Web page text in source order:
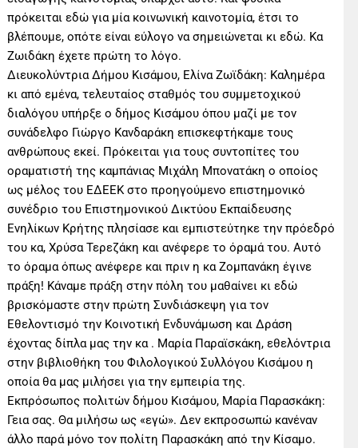
πρόκειται εδώ για μία κοινωνική καινοτομία, έτσι το
βλέπουμε, οπότε είναι εύλογο να σημειώνεται κι εδώ. Κα
Ζωιδάκη έχετε πρώτη το λόγο.
Διευκολύντρια Δήμου Κισάμου, Ελίνα Ζωϊδάκη: Καλημέρα
κι από εμένα, τελευταίος σταθμός του συμμετοχικού
διαλόγου υπήρξε ο δήμος Κισάμου όπου μαζί με τον
συνάδελφο Γιώργο Κανδαράκη επισκεφτήκαμε τους
ανθρώπους εκεί. Πρόκειται για τους συντοπίτες του
οραματιστή της καμπάνιας Μιχάλη Μπονατάκη ο οποίος
ως μέλος του ΕΔΕΕΚ στο προηγούμενο επιστημονικό
συνέδριο του Επιστημονικού Δικτύου Εκπαίδευσης
Ενηλίκων Κρήτης πλησίασε και εμπιστεύτηκε την πρόεδρό
του κα, Χρύσα Τερεζάκη και ανέφερε το όραμά του. Αυτό
το όραμα όπως ανέφερε και πριν η κα Ζομπανάκη έγινε
πράξη! Κάναμε πράξη στην πόλη του μαθαίνει κι εδώ
βρισκόμαστε στην πρώτη Συνδιάσκεψη για τον
Εθελοντισμό την Κοινοτική Ενδυνάμωση και Δράση
έχοντας δίπλα μας την κα . Μαρία Παραϊσκάκη, εθελόντρια
στην βιβλιοθήκη του Φιλολογικού Συλλόγου Κισάμου η
οποία θα μας μιλήσει για την εμπειρία της.
Εκπρόσωπος πολιτών δήμου Κισάμου, Μαρία Παρασκάκη:
Γεια σας. Θα μιλήσω ως «εγώ». Δεν εκπροσωπώ κανέναν
άλλο παρά μόνο τον πολίτη Παρασκάκη από την Κίσαμο.